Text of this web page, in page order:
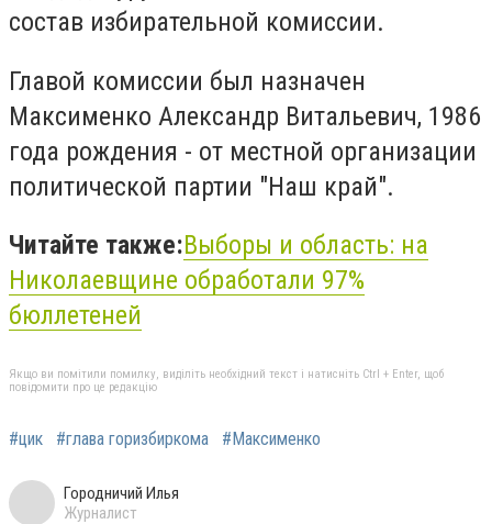
состав избирательной комиссии.
Главой комиссии был назначен
Максименко Александр Витальевич, 1986
года рождения - от местной организации
политической партии "Наш край".
Читайте также:Выборы и область: на
Николаевщине обработали 97%
бюллетеней
Якщо ви помітили помилку, виділіть необхідний текст і натисніть Ctrl + Enter, щоб
повідомити про це редакцію
#цик #глава горизбиркома #Максименко
Городничий Илья
Журналист